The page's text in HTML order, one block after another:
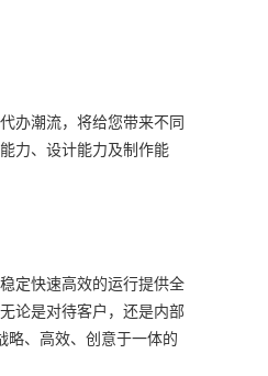
办潮流，将给您带来不同
力、设计能力及制作能
定快速高效的运行提供全
论是对待客户，还是内部
略、高效、创意于一体的